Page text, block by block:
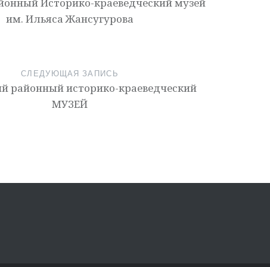
им. Ильяса Жансугурова
СЛЕДУЮЩАЯ ЗАПИСЬ
районный историко-краеведческий
МУЗЕЙ